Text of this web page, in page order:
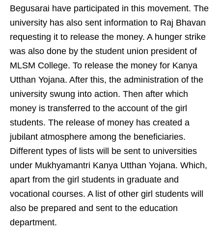
Begusarai have participated in this movement. The
university has also sent information to Raj Bhavan
requesting it to release the money. A hunger strike
was also done by the student union president of
MLSM College. To release the money for Kanya
Utthan Yojana. After this, the administration of the
university swung into action. Then after which
money is transferred to the account of the girl
students. The release of money has created a
jubilant atmosphere among the beneficiaries.
Different types of lists will be sent to universities
under Mukhyamantri Kanya Utthan Yojana. Which,
apart from the girl students in graduate and
vocational courses. A list of other girl students will
also be prepared and sent to the education
department.